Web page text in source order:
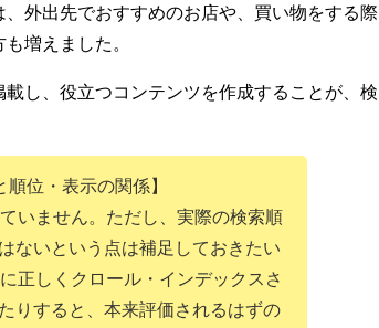
外出先でおすすめのお店や、買い物をする際
増えました。
し、役立つコンテンツを作成することが、検
順位・表示の関係】
いません。ただし、実際の検索順
ないという点は補足しておきたい
正しくクロール・インデックスさ
りすると、本来評価されるはずの